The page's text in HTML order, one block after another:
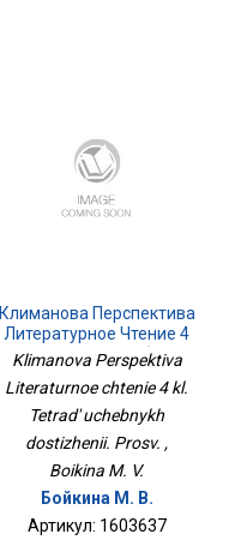
Климанова Перспектива
Литературное Чтение 4
Кл. Тетрадь Учебных
Достижений. Просв.
Klimanova Perspektiva
Literaturnoe chtenie 4 kl.
Tetrad' uchebnykh
dostizhenii. Prosv. ,
Boikina M. V.
Бойкина М. В.
Артикул: 1603637